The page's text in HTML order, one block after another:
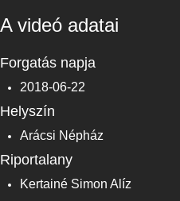
A videó adatai
Forgatás napja
2018-06-22
Helyszín
Arácsi Népház
Riportalany
Kertainé Simon Alíz